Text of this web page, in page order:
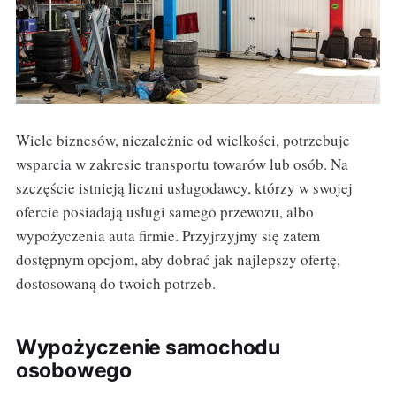
Wiele biznesów, niezależnie od wielkości, potrzebuje
wsparcia w zakresie transportu towarów lub osób. Na
szczęście istnieją liczni usługodawcy, którzy w swojej
ofercie posiadają usługi samego przewozu, albo
wypożyczenia auta firmie. Przyjrzyjmy się zatem
dostępnym opcjom, aby dobrać jak najlepszy ofertę,
dostosowaną do twoich potrzeb.
Wypożyczenie samochodu
osobowego